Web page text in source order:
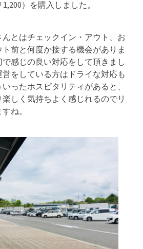
）を購入しました。
とはチェックイン・アウト、お
前と何度か接する機会がありま
感じの良い対応をして頂きまし
をしている方はドライな対応も
ったホスピタリティがあると、
しく気持ちよく感じれるのでリ
ね。